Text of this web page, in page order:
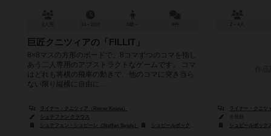
巨匠クニツィアの「FILLIT」
8×8マスの方形のボードで、8コマずつのコマを指し
あう二人専用のアブストラクトなゲームです。 コマ
はどれも将棋の飛車の動きで、他のコマに突き当ら
ない限り縦横に自由に...
ライナー・クニツィア（Reiner Knizia）
シュテファン クラウス
シュテフェン・シュピーレ（Steffen Spiele）
シュピールボックス（Spielbox）
ライナー・クニツ
シュピールボック